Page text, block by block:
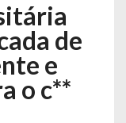
de
e
o c**